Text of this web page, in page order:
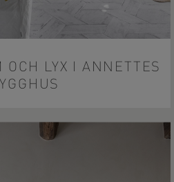
OCH LYX I ANNETTES